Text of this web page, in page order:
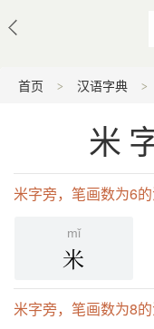
首页 汉语字典
米
米字旁，笔画数为6
mǐ
米
米字旁，笔画数为8